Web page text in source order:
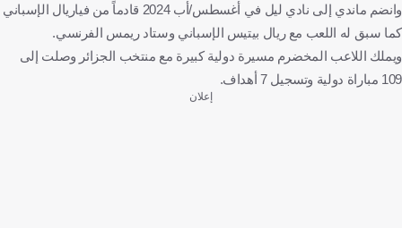
وانضم ماندي إلى نادي ليل في أغسطس/أب 2024 قادماً من فياريال الإسباني
كما سبق له اللعب مع ريال بيتيس الإسباني وستاد ريمس الفرنسي.
ويملك اللاعب المخضرم مسيرة دولية كبيرة مع منتخب الجزائر وصلت إلى
109 مباراة دولية وتسجيل 7 أهداف.
إعلان